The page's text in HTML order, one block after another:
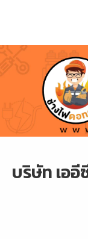
ยัง
เนื้อหา
บริษัท เออี